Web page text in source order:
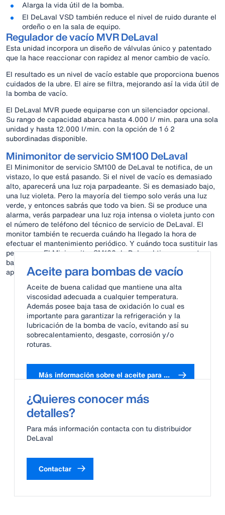
Alarga la vida útil de la bomba.
El DeLaval VSD también reduce el nivel de ruido durante el
ordeño o en la sala de equipo.
Regulador de vacío MVR DeLaval
Esta unidad incorpora un diseño de válvulas único y patentado
que la hace reaccionar con rapidez al menor cambio de vacío.
El resultado es un nivel de vacío estable que proporciona buenos
cuidados de la ubre. El aire se filtra, mejorando así la vida útil de
la bomba de vacío.
El DeLaval MVR puede equiparse con un silenciador opcional.
Su rango de capacidad abarca hasta 4.000 l/ min. para una sola
unidad y hasta 12.000 l/min. con la opción de 1 ó 2
subordinadas disponible.
Minimonitor de servicio SM100 DeLaval
El Minimonitor de servicio SM100 de DeLaval te notifica, de un
vistazo, lo que está pasando. Si el nivel de vacío es demasiado
alto, aparecerá una luz roja parpadeante. Si es demasiado bajo,
una luz violeta. Pero la mayoría del tiempo solo verás una luz
verde, y entonces sabrás que todo va bien. Si se produce una
alarma, verás parpadear una luz roja intensa o violeta junto con
el número de teléfono del técnico de servicio de DeLaval. El
monitor también te recuerda cuándo ha llegado la hora de
efectuar el mantenimiento periódico. Y cuándo toca sustituir las
pezoneras. El Minimonitor SM100 de DeLaval tiene un coste
bajo que compensará de sobra gracias a la tranquilidad que
aporta.Aceite para bombas de vacío
Aceite de buena calidad que mantiene una alta
viscosidad adecuada a cualquier temperatura.
Además posee baja tasa de oxidación lo cual es
importante para garantizar la refrigeración y la
lubricación de la bomba de vacío, evitando así su
sobrecalentamiento, desgaste, corrosión y/o
roturas.
Más información sobre el aceite para bombas de vacío
¿Quieres conocer más
detalles?
Para más información contacta con tu distribuidor
DeLaval
Contactar